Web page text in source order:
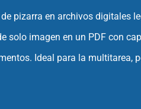
pizarra en archivos digitales
solo imagen en un PDF con
Ideal para la